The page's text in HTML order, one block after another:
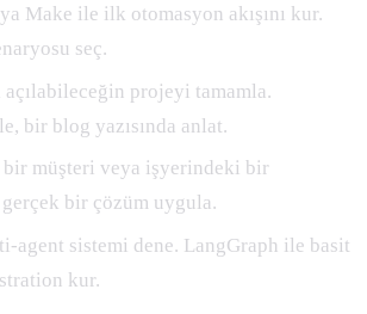
Make ile ilk otomasyon akışını kur.
seç.
açılabileceğin projeyi tamamla.
bir blog yazısında anlat.
müşteri veya işyerindeki bir
bir çözüm uygula.
agent sistemi dene. LangGraph ile basit
kur.